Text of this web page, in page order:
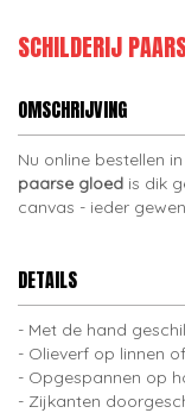
SCHILDERIJ
OMSCHRIJVING
Nu online bestellen
paarse gloed is dik
canvas - ieder
DETAILS
Met de hand
Olieverf op linnen
Opgespannen op
Zijkanten